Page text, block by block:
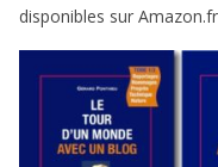
dis­po­nibles sur